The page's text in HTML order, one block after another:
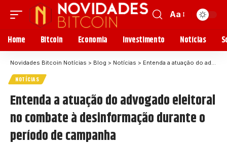
Aa
Home Bitcoin Economia Investimento Notícias
Novidades Bitcoin Notícias > Blog > Notícias > Entenda a atuação do advogado eleitoral no combate à desinformação durante o período de campanha
NOTÍCIAS
Entenda a atuação do advogado eleitoral
no combate à desinformação durante o
período de campanha